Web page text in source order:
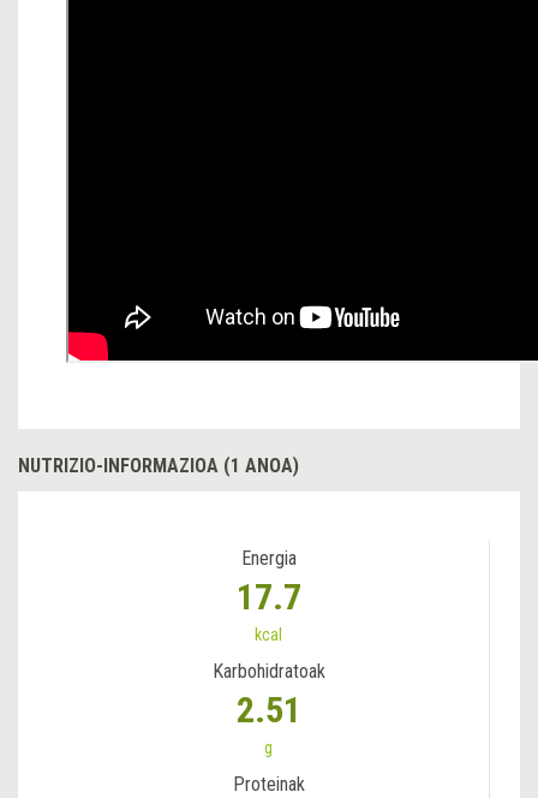
NUTRIZIO-INFORMAZIOA (1 ANOA)
Energia
17.7
kcal
Karbohidratoak
2.51
g
Proteinak